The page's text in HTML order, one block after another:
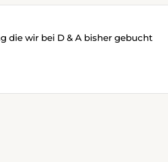
die wir bei D & A bisher gebucht